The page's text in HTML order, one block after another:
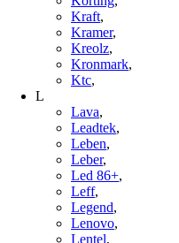
Kraft,
Kramer,
Kreolz,
Kronmark,
Ktc,
L
Lava,
Leadtek,
Leben,
Leber,
Led 86+,
Leff,
Legend,
Lenovo,
Lentel,